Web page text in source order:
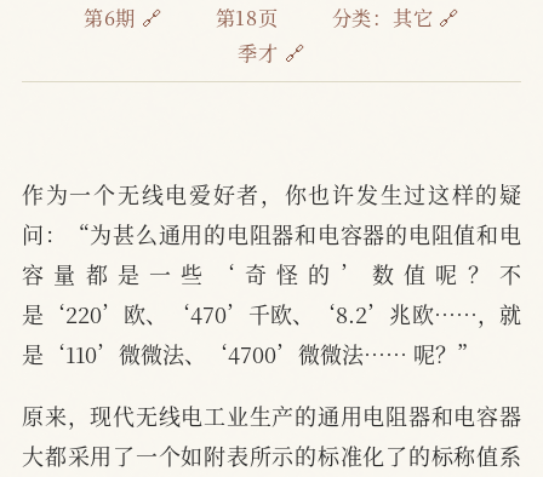
第6期 🔗
第18页 分类： 其它 🔗
季才 🔗
作为一个无线电爱好者，你也许发生过这样的疑
问：“为甚么通用的电阻器和电容器的电阻值和电
容量都是一些‘奇怪的’数值呢？不
是‘220’欧、‘470’千欧、‘8.2’兆欧……，就
是‘110’微微法、‘4700’微微法…… 呢？”
原来，现代无线电工业生产的通用电阻器和电容器
大都采用了一个如附表所示的标准化了的标称值系